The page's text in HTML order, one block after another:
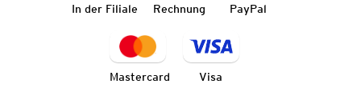
In der Filiale Rechnung PayPal
Mastercard Visa